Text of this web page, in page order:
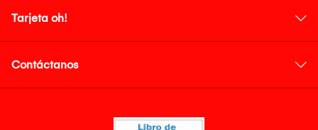
Tarjeta oh!
Contáctanos